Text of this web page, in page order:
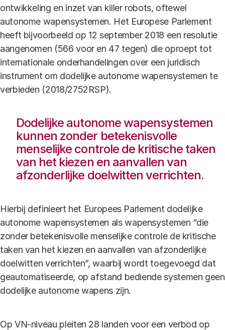
ontwikkeling en inzet van killer robots, oftewel
autonome wapensystemen. Het Europese Parlement
heeft bijvoorbeeld op 12 september 2018 een resolutie
aangenomen (566 voor en 47 tegen) die oproept tot
internationale onderhandelingen over een juridisch
instrument om dodelijke autonome wapensystemen te
verbieden (2018/2752RSP).
Dodelijke autonome wapensystemen
kunnen zonder betekenisvolle
menselijke controle de kritische taken
van het kiezen en aanvallen van
afzonderlijke doelwitten verrichten.
Hierbij definieert het Europees Parlement dodelijke
autonome wapensystemen als wapensystemen “die
zonder betekenisvolle menselijke controle de kritische
taken van het kiezen en aanvallen van afzonderlijke
doelwitten verrichten”, waarbij wordt toegevoegd dat
geautomatiseerde, op afstand bediende systemen geen
dodelijke autonome wapens zijn.
Op VN-niveau pleiten 28 landen voor een verbod op